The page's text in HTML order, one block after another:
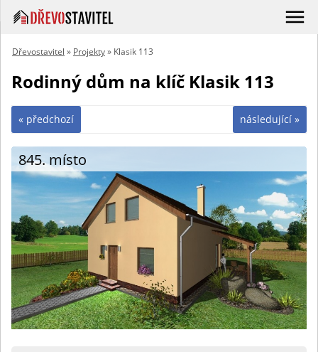
Dřevostavitel » Projekty» Klasik 113
Rodinný dům na klíč Klasik 113
následující »
« předchozí
845. místo